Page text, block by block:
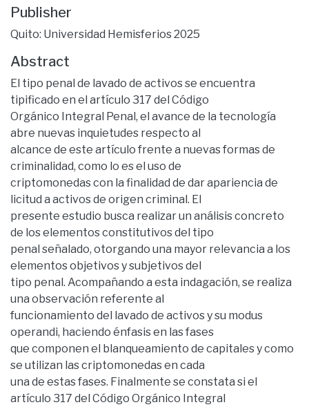
Publisher
Quito: Universidad Hemisferios 2025
Abstract
El tipo penal de lavado de activos se encuentra
tipificado en el artículo 317 del Código
Orgánico Integral Penal, el avance de la tecnología
abre nuevas inquietudes respecto al
alcance de este artículo frente a nuevas formas de
criminalidad, como lo es el uso de
criptomonedas con la finalidad de dar apariencia de
licitud a activos de origen criminal. El
presente estudio busca realizar un análisis concreto
de los elementos constitutivos del tipo
penal señalado, otorgando una mayor relevancia a los
elementos objetivos y subjetivos del
tipo penal. Acompañando a esta indagación, se realiza
una observación referente al
funcionamiento del lavado de activos y su modus
operandi, haciendo énfasis en las fases
que componen el blanqueamiento de capitales y como
se utilizan las criptomonedas en cada
una de estas fases. Finalmente se constata si el
artículo 317 del Código Orgánico Integral